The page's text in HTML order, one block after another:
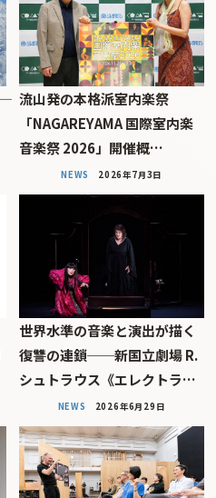
流山発の本格派室内楽祭
「NAGAREYAMA 国際室内楽
音楽祭 2026」開催概…
NEWS 2026年7月3日
世界水準の音楽と演出が描く
復讐の連鎖──新国立劇場 R.
シュトラウス《エレクトラ…
NEWS 2026年6月29日